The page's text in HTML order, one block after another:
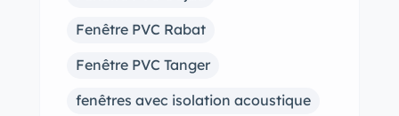
Fenêtre PVC Rabat
Fenêtre PVC Tanger
fenêtres avec isolation acoustique